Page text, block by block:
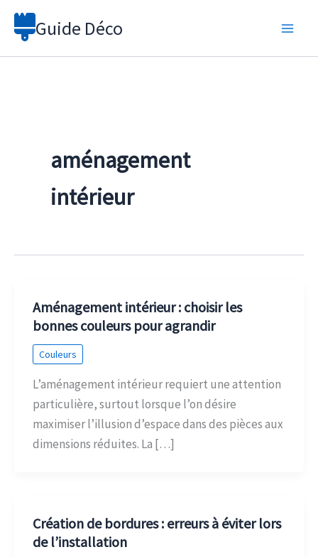
Aller
Guide Déco
aménagement
intérieur
Aménagement intérieur : choisir les
bonnes couleurs pour agrandir
Couleurs
L’aménagement intérieur requiert une attention
particulière, surtout lorsque l’on désire
maximiser l’illusion d’espace dans des pièces aux
dimensions réduites. La […]
Création de bordures : erreurs à éviter lors
de l’installation